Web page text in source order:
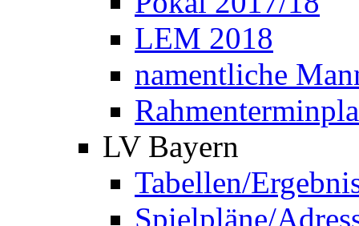
LEM 2018
namentliche
LV Bayern
Tabellen/
Spielpläne/